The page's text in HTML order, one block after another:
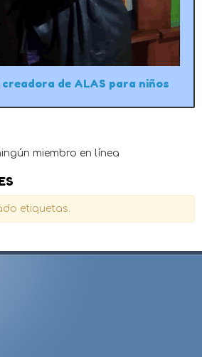
de ALAS para niños
miembro en línea
etiquetas.